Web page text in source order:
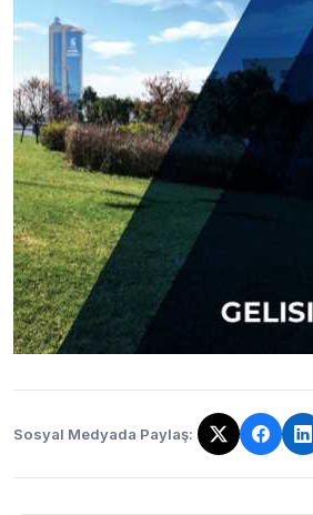
Sosyal Medyada Paylaş:
Bağlantı kopyalandı!